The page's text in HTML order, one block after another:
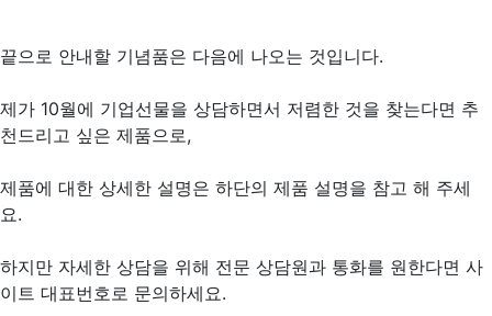
끝으로 안내할 기념품은 다음에 나오는 것입니다.
제가 10월에 기업선물을 상담하면서 저렴한 것을 찾는다면 추
천드리고 싶은 제품으로,
제품에 대한 상세한 설명은 하단의 제품 설명을 참고 해 주세
요.
하지만 자세한 상담을 위해 전문 상담원과 통화를 원한다면 사
이트 대표번호로 문의하세요.